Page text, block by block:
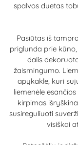
spalvos duetas
Pasiūtas iš
priglunda prie
dalis
žaismingumo.
apykakle, kuri
liemenėle
kirpimas
susireguliuoti
visiškai